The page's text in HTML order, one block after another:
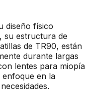
diseño físico
su estructura de
de TR90, están
durante largas
lentes para miopía
enfoque en la